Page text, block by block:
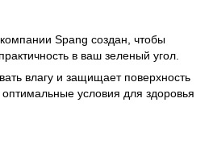
Spang создан, чтобы
в ваш зеленый угол.
влагу и защищает поверхность
условия для здоровья